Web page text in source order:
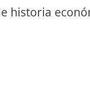
historia